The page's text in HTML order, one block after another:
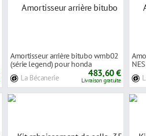
Amortisseur arrière bitubo wmb02
(série legend) pour honda
goldwing
La Bécanerie 483,60 €
Livraison gratuite